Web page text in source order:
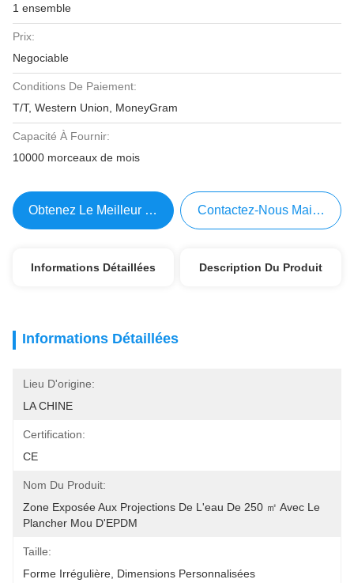
1 ensemble
Prix:
Negociable
Conditions De Paiement:
T/T, Western Union, MoneyGram
Capacité À Fournir:
10000 morceaux de mois
Obtenez Le Meilleur Prix Contactez-Nous Maintenant
Informations Détaillées Description Du Produit
Informations Détaillées
Lieu D'origine:
LA CHINE
Certification:
CE
Nom Du Produit:
Zone Exposée Aux Projections De L'eau De 250 ㎡ Avec Le
Plancher Mou D'EPDM
Taille:
Forme Irrégulière, Dimensions Personnalisées